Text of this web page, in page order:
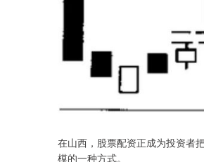
在山西，股票配资正成为投资者
模的一种方式。